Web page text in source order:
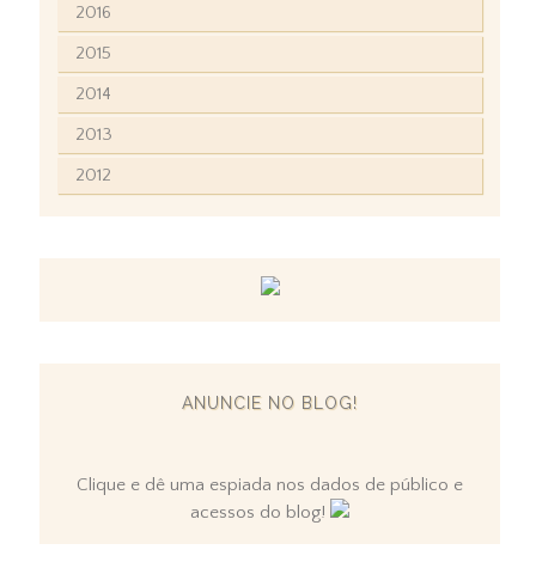
2016
2015
2014
2013
2012
ANUNCIE NO BLOG!
Clique e dê uma espiada nos dados de público e
acessos do blog!